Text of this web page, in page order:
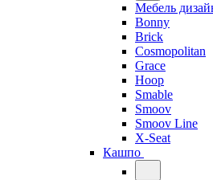
Мебель
Bonny
Brick
Cosmopolitan
Grace
Hoop
Smable
Smoov
Smoov Line
X-Seat
Кашпо